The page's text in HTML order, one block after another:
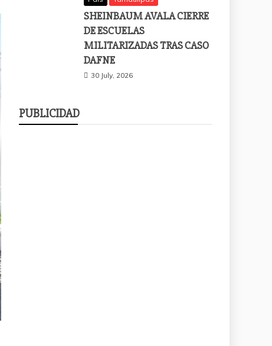
SHEINBAUM AVALA CIERRE
DE ESCUELAS
MILITARIZADAS TRAS CASO
DAFNE
30 July, 2026
PUBLICIDAD